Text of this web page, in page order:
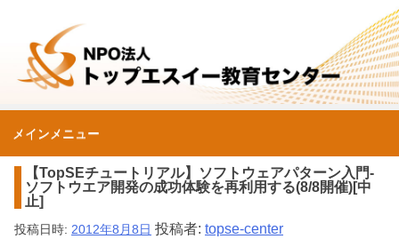
キNPO法人トップエスイ
ー教育センター
メインメニュー
【TopSEチュートリアル】ソフトウェアパターン入門-
ソフトウエア開発の成功体験を再利用する(8/8開催)[中
止]
投稿日時: 2012年8月8日 投稿者: topse-center